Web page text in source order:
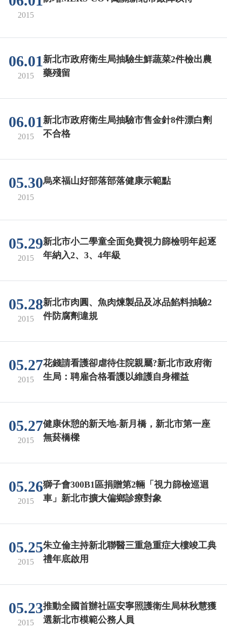
2015
06.01
2015
新北市政府衛生局抽驗生鮮蔬菜2件檢出農
藥殘留
06.01
2015
新北市政府衛生局抽驗市售金針8件漂白劑
不合格
05.30
2015
烏來福山好部落部落健康示範點
05.29
2015
新北市小二學童全面免費視力篩檢明年起逐
年納入2、3、4年級
05.28
2015
新北市肉圓、魚肉煉製品及冰品餡料抽驗2
件防腐劑違規
05.27
2015
花錢請看護卻虐待住院親屬?新北市政府衛
生局：聘雇合格看護以維護自身權益
05.27
2015
健康休憩的新天地-新月橋，新北市第一座
無菸橋樑
05.26
2015
獅子會300B1區捐贈第2輛「視力篩檢巡迴
車」新北市擴大偏鄉診療對象
05.25
2015
朱立倫主持新北聯醫三重急重症大樓竣工典
禮年底啟用
05.23
2015
推動全國首辦社區安寧照護衛生局林秋慧獲
選新北市模範公務人員